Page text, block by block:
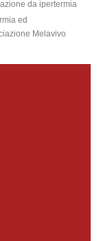
da ipertermia
ed
Melavivo